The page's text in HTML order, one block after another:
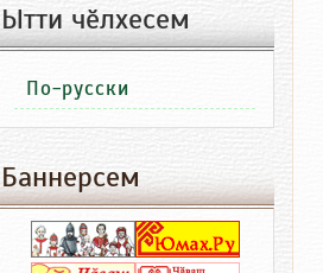
Ытти чӗлхесем
По-русски
Баннерсем